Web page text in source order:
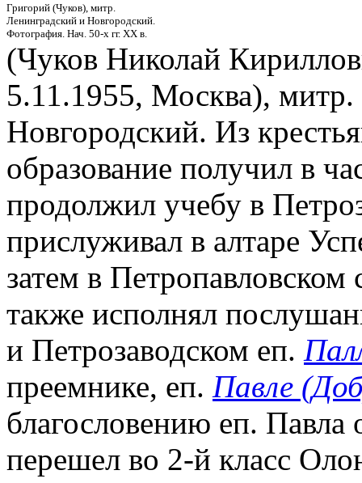
Григорий (Чуков), митр.
Ленинградский и Новгородский.
Фотография. Нач. 50-х гг. XX в.
(Чуков Николай
5.11.1955, Москва),
Новгородский. Из
образование получил в
продолжил учебу в
прислуживал в алтаре
затем в Петропавловском
также исполнял
и Петрозаводском еп.
преемнике, еп. Павле
благословению еп. Павла
перешел во 2-й класс